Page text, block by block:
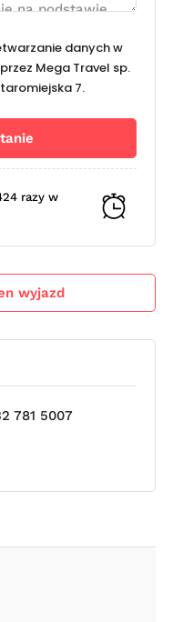
danych w
Mega Travel sp.
7.
razy w
wyjazd
781 5007